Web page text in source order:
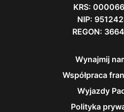
KRS:
NIP:
REGON:
Wynajmij
Współpraca
Wyjazdy
Polityka